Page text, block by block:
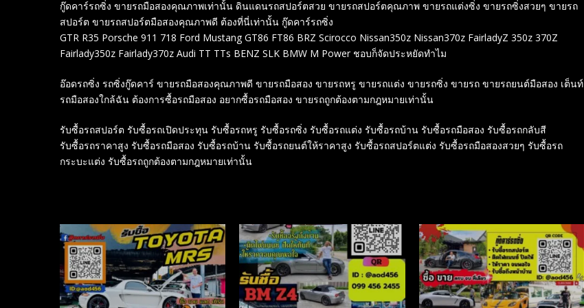
กู๊ดคาร์รถซิ่ง ขายรถมือสองคุณภาพเท่านั้น ดินแดนรถสปอร์ตสวย ขายรถสปอร์ตคุณภาพ ขายรถแต่งซิ่ง ขายรถซิ่งสวยๆ ขายรถ
สปอร์ต ขายรถสปอร์ตมือสองคุณภาพดี ต้องที่นี่เท่านั้น กู๊ดคาร์รถซิ่ง
GTR R35 Porsche 911 718 Ford Mustang GT86 FT86 BRZ Scirocco Nissan350z Nissan370z FairladyZ 350z 370Z
Fairlady350z Fairlady370z Audi TT TTs BENZ SLK BMW M Power ชอบก็จัดประหยัดทำไม
อ๊อดรถซิ่ง รถซิ่งกู๊ดคาร์ ขายรถมือสองคุณภาพดี ขายรถมือสอง ขายรถหรู ขายรถแต่ง ขายรถซิ่ง ขายรถ ขายรถยนต์มือสอง เต็นท์
รถมือสองใกล้ฉัน ต้องการซื้อรถมือสอง อยากซื้อรถมือสอง ขายรถถูกต้องตามกฎหมายเท่านั้น
รับซื้อรถสปอร์ต รับซื้อรถเปิดประทุน รับซื้อรถหรู รับซื้อรถซิ่ง รับซื้อรถแต่ง รับซื้อรถบ้าน รับซื้อรถมือสอง รับซื้อรถกลับสี
รับซื้อรถราคาสูง รับซื้อรถมือสอง รับซื้อรถบ้าน รับซื้อรถยนต์ให้ราคาสูง รับซื้อรถสปอร์ตแต่ง รับซื้อรถมือสองสวยๆ รับซื้อรถ
กระบะแต่ง รับซื้อรถถูกต้องตามกฎหมายเท่านั้น